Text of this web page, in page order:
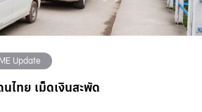
Update
ไทย เม็ดเงินสะพัด